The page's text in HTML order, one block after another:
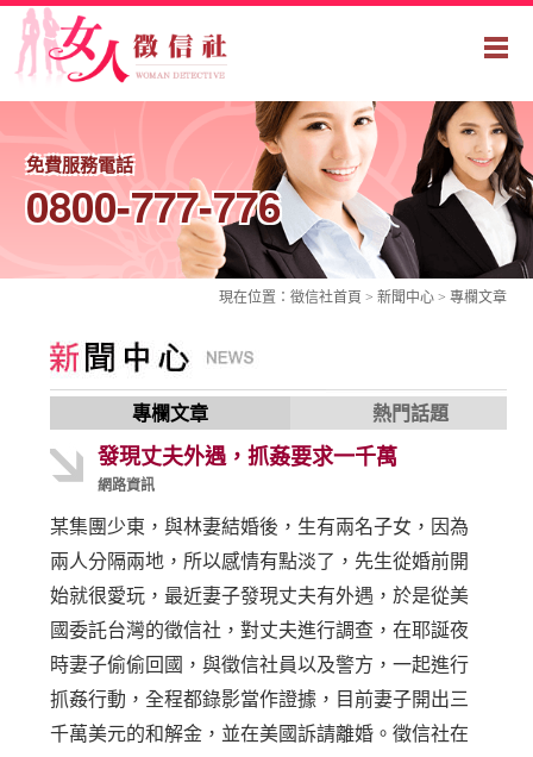
免費服務電話
0800-777-776
現在位置： 徵信社首頁 > 新聞中心 > 專欄文章
專欄文章 熱門話題
發現丈夫外遇，抓姦要求一千萬
網路資訊
某集團少東，與林妻結婚後，生有兩名子女，因為
兩人分隔兩地，所以感情有點淡了，先生從婚前開
始就很愛玩，最近妻子發現丈夫有外遇，於是從美
國委託台灣的徵信社，對丈夫進行調查，在耶誕夜
時妻子偷偷回國，與徵信社員以及警方，一起進行
抓姦行動，全程都錄影當作證據，目前妻子開出三
千萬美元的和解金，並在美國訴請離婚。徵信社在